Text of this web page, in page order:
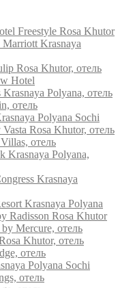
Freestyle Rosa Khutor
Krasnaya
Rosa Khutor, отель
Hotel
Polyana, отель
отель
Polyana Sochi
Rosa Khutor, отель
отель
Krasnaya Polyana,
Krasnaya
Krasnaya Polyana
Radisson Rosa Khutor
by Mercure, отель
Khutor, отель
отель
Polyana Sochi
отель